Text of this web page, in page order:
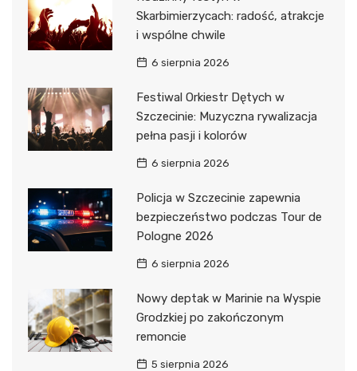
Skarbimierzycach: radość, atrakcje
i wspólne chwile
6 sierpnia 2026
Festiwal Orkiestr Dętych w
Szczecinie: Muzyczna rywalizacja
pełna pasji i kolorów
6 sierpnia 2026
Policja w Szczecinie zapewnia
bezpieczeństwo podczas Tour de
Pologne 2026
6 sierpnia 2026
Nowy deptak w Marinie na Wyspie
Grodzkiej po zakończonym
remoncie
5 sierpnia 2026